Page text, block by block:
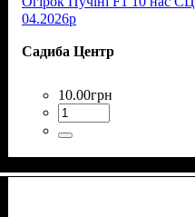
04.2026р
Садиба Центр
10.00грн